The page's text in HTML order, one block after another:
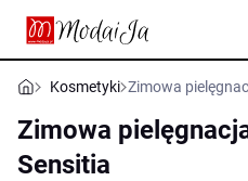
Kosmetyki Zimowa
Zimowa
Sensitia